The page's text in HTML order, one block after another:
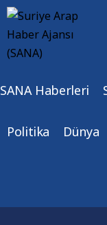
SANA Haberleri
Politika Dünya